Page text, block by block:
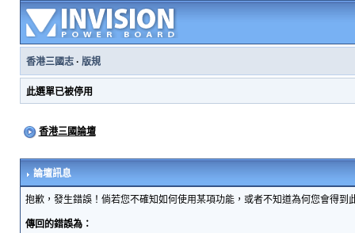
香港三國志· 版規
此選單已被停用
香港三國論壇
論壇訊息
抱歉，發生錯誤！倘若您不確知如何使用某項功能，或者不知道為何您會得
傳回的錯誤為：